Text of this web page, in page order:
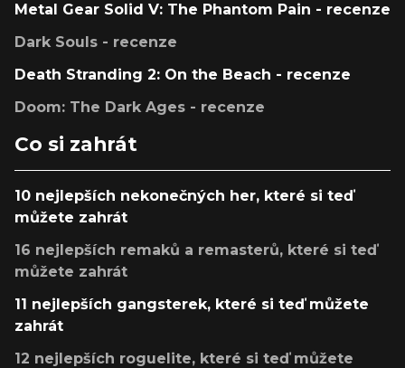
Metal Gear Solid V: The Phantom Pain - recenze
Dark Souls - recenze
Death Stranding 2: On the Beach - recenze
Doom: The Dark Ages - recenze
Co si zahrát
10 nejlepších nekonečných her, které si teď
můžete zahrát
16 nejlepších remaků a remasterů, které si teď
můžete zahrát
11 nejlepších gangsterek, které si teď můžete
zahrát
12 nejlepších roguelite, které si teď můžete